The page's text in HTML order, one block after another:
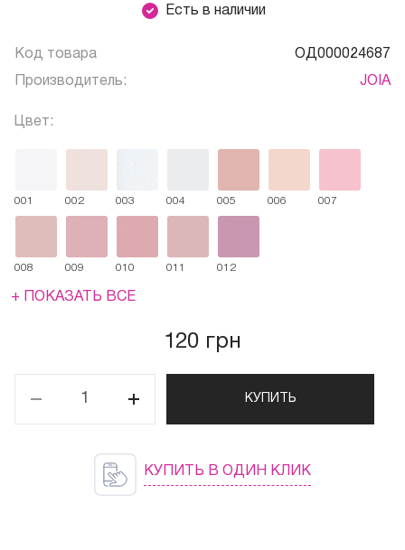
Есть в наличии
Код товара ОД000024687
Производитель: JOIA
Цвет:
001 002 003 004 005 006 007
008 009 010 011 012
+ ПОКАЗАТЬ ВСЕ
120 грн
КУПИТЬ
КУПИТЬ В ОДИН КЛИК